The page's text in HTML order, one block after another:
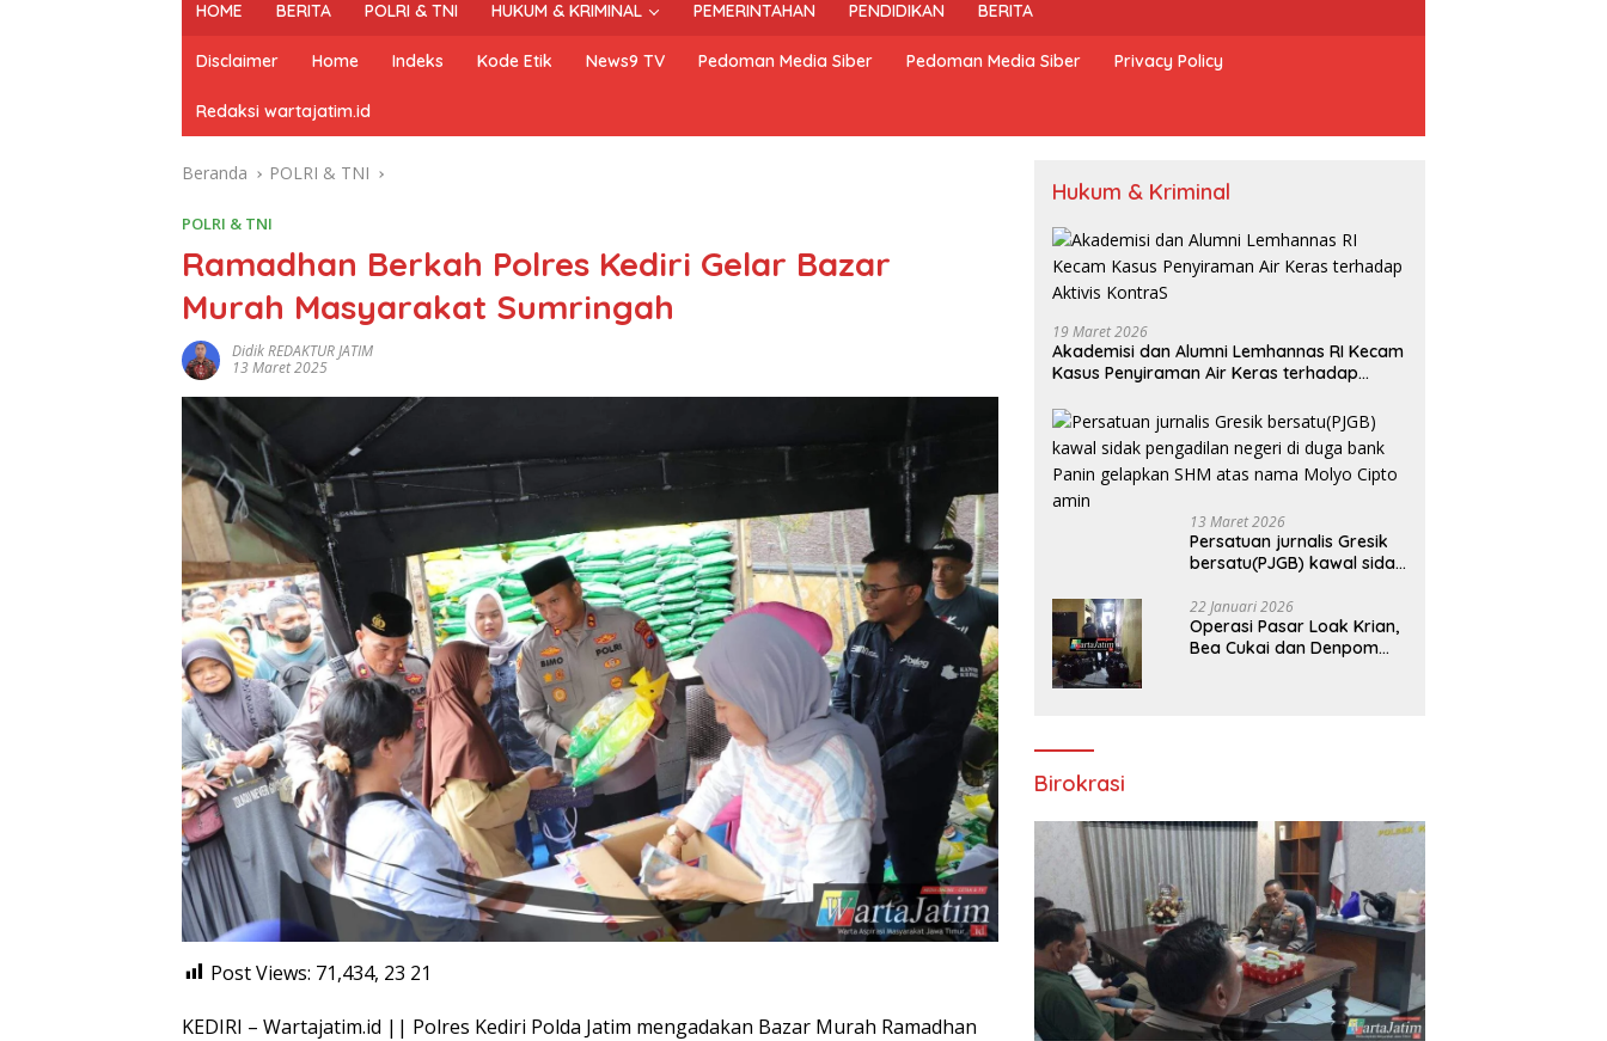
HOME BERITA POLRI & TNI HUKUM & KRIMINAL PEMERINTAHAN PENDIDIKAN BERITA
Disclaimer Home Indeks Kode Etik News9 TV Pedoman Media Siber Pedoman Media Siber Privacy Policy
Redaksi wartajatim.id
Beranda POLRI & TNI
POLRI & TNI
Ramadhan Berkah Polres Kediri Gelar Bazar
Murah Masyarakat Sumringah
Didik REDAKTUR JATIM
13 Maret 2025
Post Views: 71,434, 23 21
KEDIRI – Wartajatim.id || Polres Kediri Polda Jatim mengadakan Bazar Murah Ramadhan
Hukum & Kriminal
19 Maret 2026
Akademisi dan Alumni Lemhannas RI Kecam
Kasus Penyiraman Air Keras terhadap
13 Maret 2026
Persatuan jurnalis Gresik
bersatu(PJGB) kawal sidak
bank Panin gelapkan SHM
atas nama Molyo Cipto
amin
22 Januari 2026
Operasi Pasar Loak Krian,
Bea Cukai dan Denpom
Birokrasi